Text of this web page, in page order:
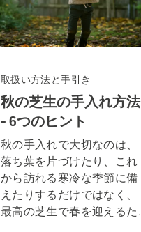
取扱い方法と手引き
秋の芝生の手入れ方法
- 6つのヒント
秋の手入れで大切なのは、
落ち葉を片づけたり、これ
から訪れる寒冷な季節に備
えたりするだけではなく、
最高の芝生で春を迎えるた